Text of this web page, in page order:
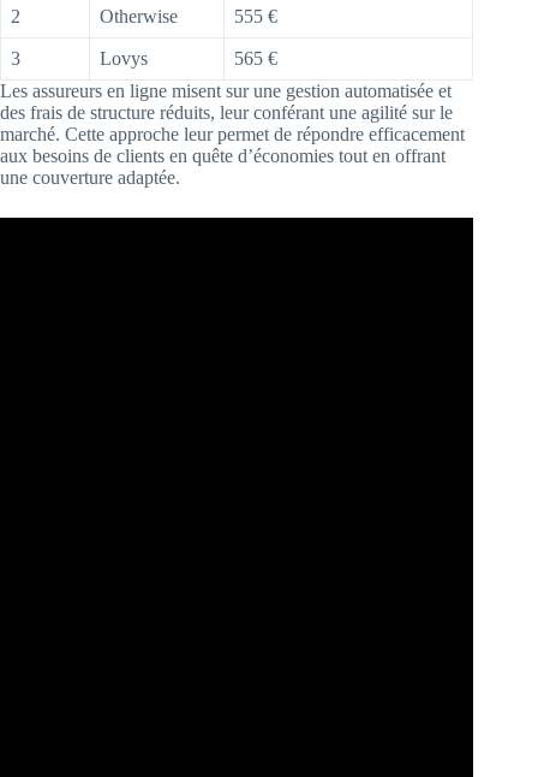
2 Otherwise 555 €
3 Lovys
565 €
Les assureurs en ligne misent sur une gestion automatisée et
des frais de structure réduits, leur conférant une agilité sur le
marché. Cette approche leur permet de répondre efficacement
aux besoins de clients en quête d’économies tout en offrant
une couverture adaptée.